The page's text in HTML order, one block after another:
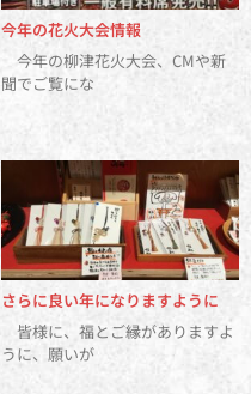
今年の花火大会情報
今年の柳津花火大会、CMや新
聞でご覧にな
さらに良い年になりますように
皆様に、福とご縁がありますよ
うに、願いが